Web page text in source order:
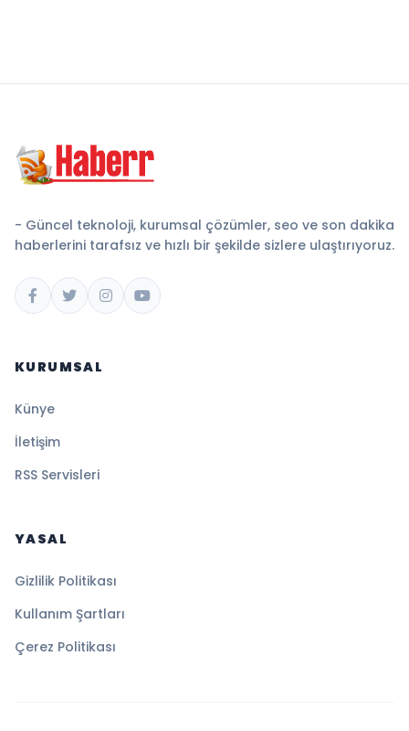
- Güncel teknoloji, kurumsal çözümler, seo ve son dakika
haberlerini tarafsız ve hızlı bir şekilde sizlere ulaştırıyoruz.
KURUMSAL
Künye
İletişim
RSS Servisleri
YASAL
Gizlilik Politikası
Kullanım Şartları
Çerez Politikası